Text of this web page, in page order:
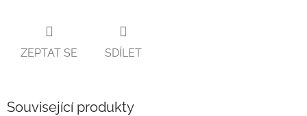
ZEPTAT SE SDÍLET
Související produkty